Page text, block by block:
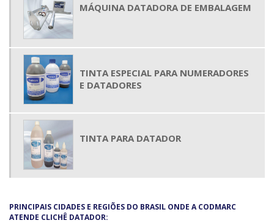
MÁQUINA DATADORA DE EMBALAGEM
TINTA ESPECIAL PARA NUMERADORES
E DATADORES
TINTA PARA DATADOR
PRINCIPAIS CIDADES E REGIÕES DO BRASIL ONDE A CODMARC
ATENDE CLICHÊ DATADOR: